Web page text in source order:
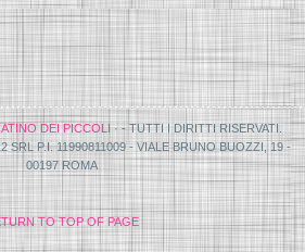
DEI PICCOLI· - TUTTI I DIRITTI RISERVATI.
SRL P.I. 11990811009 - VIALE BRUNO BUOZZI, 19 -
00197 ROMA
TO TOP OF PAGE